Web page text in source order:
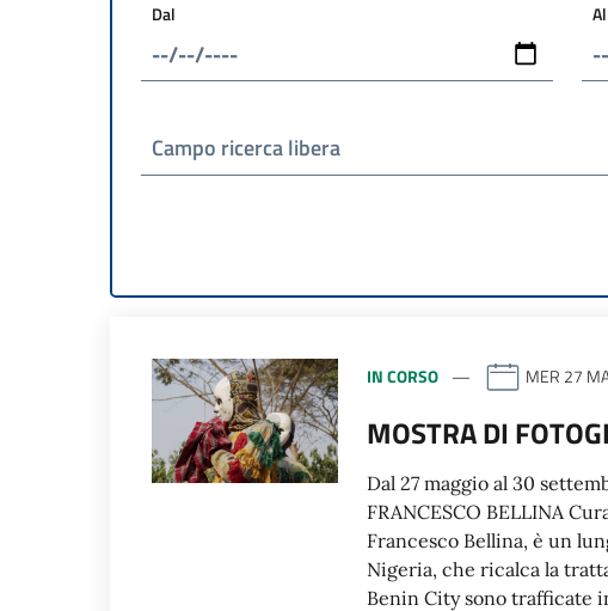
Dal Al
Campo ricerca libera
IN CORSO MER 27
MOSTRA DI
Dal 27 maggio al 30
FRANCESCO BELLINA
Francesco Bellina, è un
Nigeria, che ricalca la
Benin City sono trafficate